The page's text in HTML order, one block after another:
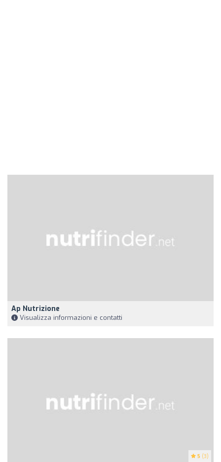
Ap Nutrizione
Visualizza informazioni e contatti
5 (3)